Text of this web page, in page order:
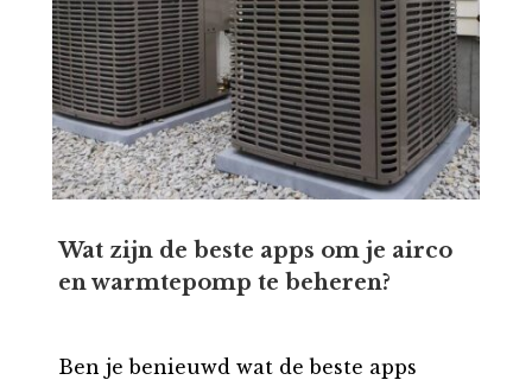
Wat zijn de beste apps om je airco
en warmtepomp te beheren?
Ben je benieuwd wat de beste apps